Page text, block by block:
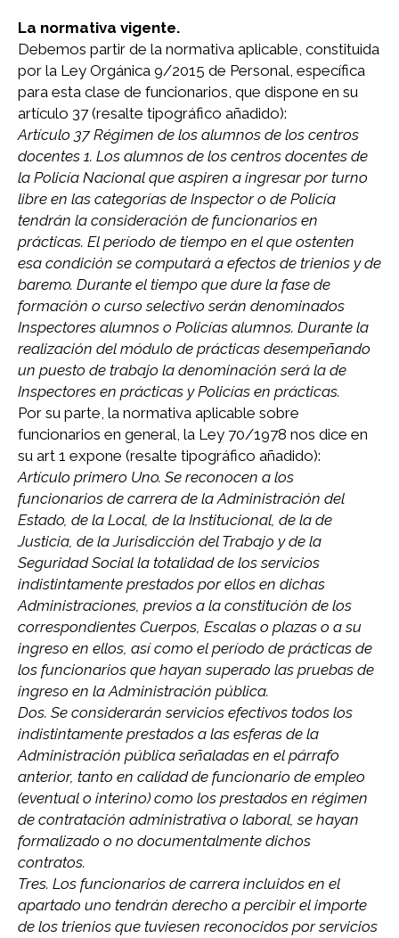
La normativa vigente.
Debemos partir de la normativa aplicable, constituida
por la Ley Orgánica 9/2015 de Personal, específica
para esta clase de funcionarios, que dispone en su
artículo 37 (resalte tipográfico añadido):
Artículo 37 Régimen de los alumnos de los centros
docentes 1. Los alumnos de los centros docentes de
la Policía Nacional que aspiren a ingresar por turno
libre en las categorías de Inspector o de Policía
tendrán la consideración de funcionarios en
prácticas. El período de tiempo en el que ostenten
esa condición se computará a efectos de trienios y de
baremo. Durante el tiempo que dure la fase de
formación o curso selectivo serán denominados
Inspectores alumnos o Policías alumnos. Durante la
realización del módulo de prácticas desempeñando
un puesto de trabajo la denominación será la de
Inspectores en prácticas y Policías en prácticas.
Por su parte, la normativa aplicable sobre
funcionarios en general, la Ley 70/1978 nos dice en
su art 1 expone (resalte tipográfico añadido):
Artículo primero Uno. Se reconocen a los
funcionarios de carrera de la Administración del
Estado, de la Local, de la Institucional, de la de
Justicia, de la Jurisdicción del Trabajo y de la
Seguridad Social la totalidad de los servicios
indistintamente prestados por ellos en dichas
Administraciones, previos a la constitución de los
correspondientes Cuerpos, Escalas o plazas o a su
ingreso en ellos, así como el período de prácticas de
los funcionarios que hayan superado las pruebas de
ingreso en la Administración pública.
Dos. Se considerarán servicios efectivos todos los
indistintamente prestados a las esferas de la
Administración pública señaladas en el párrafo
anterior, tanto en calidad de funcionario de empleo
(eventual o interino) como los prestados en régimen
de contratación administrativa o laboral, se hayan
formalizado o no documentalmente dichos
contratos.
Tres. Los funcionarios de carrera incluidos en el
apartado uno tendrán derecho a percibir el importe
de los trienios que tuviesen reconocidos por servicios